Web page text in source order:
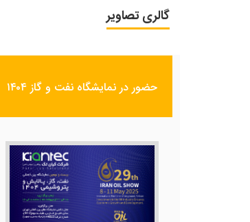
گالری تصاویر
حضور در نمایشگاه نفت و گاز ۱۴۰۴